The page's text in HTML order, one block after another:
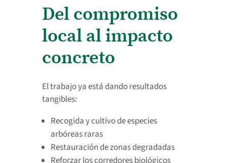
Del compromiso
local al impacto
concreto
El trabajo ya está dando resultados
tangibles:
Recogida y cultivo de especies
arbóreas raras
Restauración de zonas degradadas
Reforzar los corredores biológicos